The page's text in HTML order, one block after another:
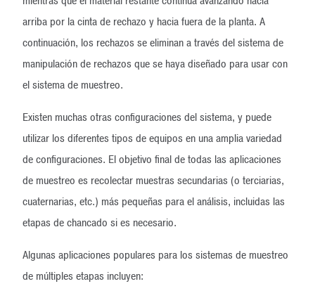
arriba por la cinta de rechazo y hacia fuera de la planta. A
continuación, los rechazos se eliminan a través del sistema de
manipulación de rechazos que se haya diseñado para usar con
el sistema de muestreo.
Existen muchas otras configuraciones del sistema, y puede
utilizar los diferentes tipos de equipos en una amplia variedad
de configuraciones. El objetivo final de todas las aplicaciones
de muestreo es recolectar muestras secundarias (o terciarias,
cuaternarias, etc.) más pequeñas para el análisis, incluidas las
etapas de chancado si es necesario.
Algunas aplicaciones populares para los sistemas de muestreo
de múltiples etapas incluyen: